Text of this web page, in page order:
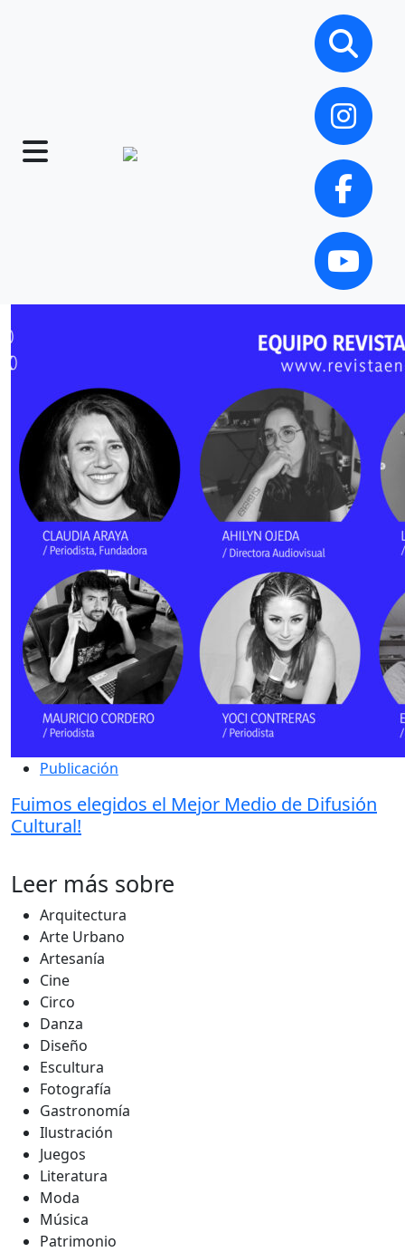
Publicación
Fuimos elegidos el Mejor Medio de Difusión
Cultural!
Leer más sobre
Arquitectura
Arte Urbano
Artesanía
Cine
Circo
Danza
Diseño
Escultura
Fotografía
Gastronomía
Ilustración
Juegos
Literatura
Moda
Música
Patrimonio